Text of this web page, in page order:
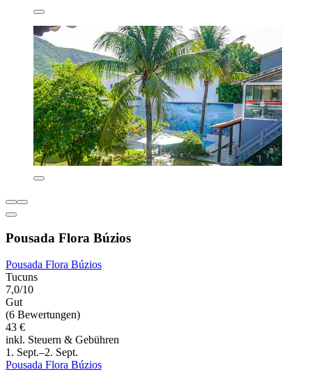
Pousada Flora Búzios
Pousada Flora Búzios
Tucuns
7,0/10
Gut
(6 Bewertungen)
43 €
inkl. Steuern & Gebühren
1. Sept.–2. Sept.
Pousada Flora Búzios